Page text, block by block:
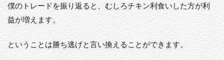
僕のトレードを振り返ると、むしろチキン利食いした方が利
益が増えます。
ということは勝ち逃げと言い換えることができます。